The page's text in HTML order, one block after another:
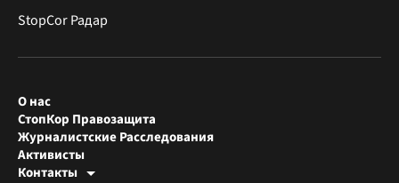
StopCor Радар
О нас
СтопКор Правозащита
Журналистские Расследования
Активисты
Контакты